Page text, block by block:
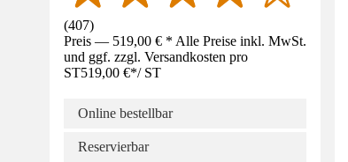
(407)
Preis — 519,00 € * Alle Preise inkl. MwSt.
und ggf. zzgl. Versandkosten pro
ST519,00 €*/ ST
Online bestellbar
Reservierbar